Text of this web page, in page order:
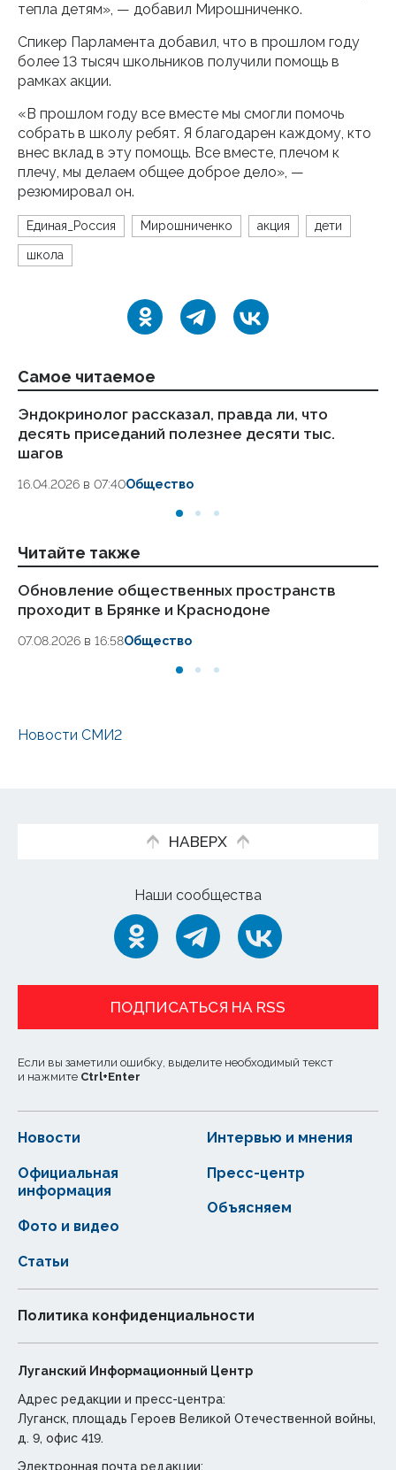
тепла детям», — добавил Мирошниченко.
Спикер Парламента добавил, что в прошлом году
более 13 тысяч школьников получили помощь в
рамках акции.
«В прошлом году все вместе мы смогли помочь
собрать в школу ребят. Я благодарен каждому, кто
внес вклад в эту помощь. Все вместе, плечом к
плечу, мы делаем общее доброе дело», —
резюмировал он.
Единая_Россия Мирошниченко акция дети
школа
Самое читаемое
Эндокринолог рассказал, правда ли, что
десять приседаний полезнее десяти тыс.
шагов
16.04.2026 в 07:40Общество
Читайте также
Обновление общественных пространств
проходит в Брянке и Краснодоне
07.08.2026 в 16:58Общество
Новости СМИ2
НАВЕРХ
Наши сообщества
ПОДПИСАТЬСЯ НА RSS
Если вы заметили ошибку, выделите необходимый текст
и нажмите Ctrl+Enter
Новости
Статьи
Официальная
информация
Интервью и мнения
Фото и видео
Пресс-центр
Объясняем
Политика конфиденциальности
Луганский Информационный Центр
Адрес редакции и пресс-центра:
Луганск, площадь Героев Великой Отечественной войны,
д. 9, офис 419.
Электронная почта редакции: